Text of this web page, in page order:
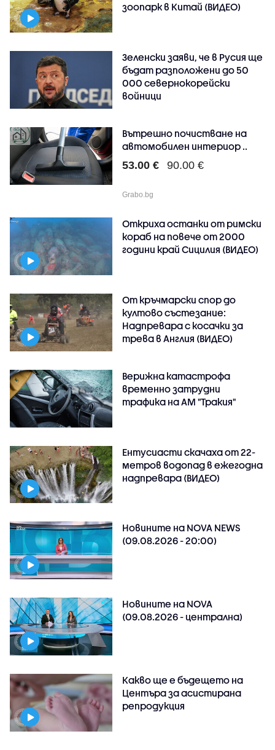
зоопарк в Китай (ВИДЕО)
Зеленски заяви, че в Русия ще
бъдат разположени до 50
000 севернокорейски
войници
Вътрешно почистване на
автомобилен интериор ..
53.00 € 90.00 €
Grabo.bg
Откриха останки от римски
кораб на повече от 2000
години край Сицилия (ВИДЕО)
От кръчмарски спор до
култово състезание:
Надпревара с косачки за
трева в Англия (ВИДЕО)
Верижна катастрофа
временно затрудни
трафика на АМ "Тракия"
Ентусиасти скачаха от 22-
метров водопад в ежегодна
надпревара (ВИДЕО)
Новините на NOVA NEWS
(09.08.2026 - 20:00)
Новините на NOVA
(09.08.2026 - централна)
Какво ще е бъдещето на
Центъра за асистирана
репродукция